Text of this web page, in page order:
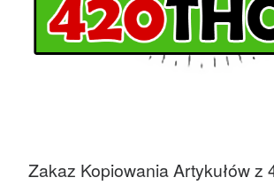
Zakaz Kopiowania Artykułów z